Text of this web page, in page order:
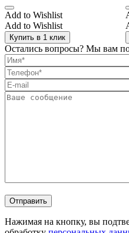
Add to Wishlist
Add to Wishlist
Купить в 1 клик
Остались вопросы? Мы вам
Отправить
Нажимая на кнопку, вы